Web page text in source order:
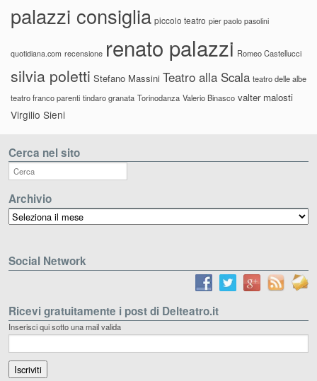
palazzi consiglia piccolo teatro pier paolo pasolini
quotidiana.com recensione renato palazzi Romeo Castellucci
silvia poletti Stefano Massini Teatro alla Scala teatro delle albe
teatro franco parenti tindaro granata Torinodanza Valerio Binasco valter malosti
Virgilio Sieni
Cerca nel sito
Archivio
Archivio
Social Network
Ricevi gratuitamente i post di Delteatro.it
Inserisci qui sotto una mail valida